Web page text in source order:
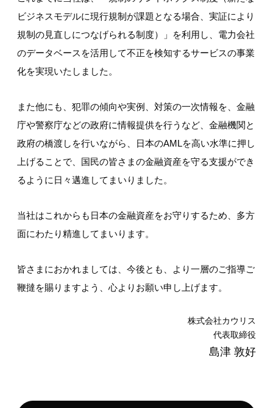
ビジネスモデルに現行規制が課題となる場合、実証により
規制の見直しにつなげられる制度）」を利用し、電力会社
のデータベースを活用して不正を検知するサービスの事業
化を実現いたしました。
また他にも、犯罪の傾向や実例、対策の一次情報を、金融
庁や警察庁などの政府に情報提供を行うなど、金融機関と
政府の橋渡しを行いながら、日本のAMLを高い水準に押し
上げることで、国民の皆さまの金融資産を守る支援ができ
るように日々邁進してまいりました。
当社はこれからも日本の金融資産をお守りするため、多方
面にわたり精進してまいります。
皆さまにおかれましては、今後とも、より一層のご指導ご
鞭撻を賜りますよう、心よりお願い申し上げます。
株式会社カウリス
代表取締役
島津 敦好